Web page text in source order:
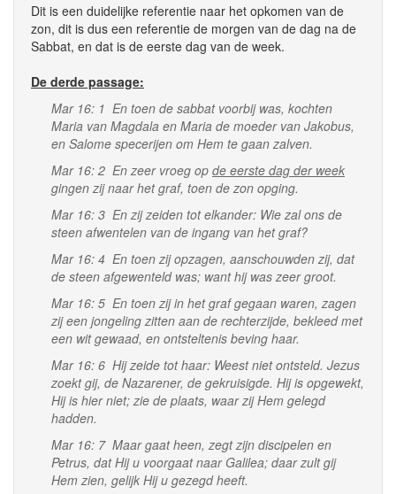
Dit is een duidelijke referentie naar het opkomen van de
zon, dit is dus een referentie de morgen van de dag na de
Sabbat, en dat is de eerste dag van de week.
De derde passage:
Mar 16: 1 En toen de sabbat voorbij was, kochten
Maria van Magdala en Maria de moeder van Jakobus,
en Salome specerijen om Hem te gaan zalven.
Mar 16: 2 En zeer vroeg op de eerste dag der week
gingen zij naar het graf, toen de zon opging.
Mar 16: 3 En zij zeiden tot elkander: Wie zal ons de
steen afwentelen van de ingang van het graf?
Mar 16: 4 En toen zij opzagen, aanschouwden zij, dat
de steen afgewenteld was; want hij was zeer groot.
Mar 16: 5 En toen zij in het graf gegaan waren, zagen
zij een jongeling zitten aan de rechterzijde, bekleed met
een wit gewaad, en ontsteltenis beving haar.
Mar 16: 6 Hij zeide tot haar: Weest niet ontsteld. Jezus
zoekt gij, de Nazarener, de gekruisigde. Hij is opgewekt,
Hij is hier niet; zie de plaats, waar zij Hem gelegd
hadden.
Mar 16: 7 Maar gaat heen, zegt zijn discipelen en
Petrus, dat Hij u voorgaat naar Galilea; daar zult gij
Hem zien, gelijk Hij u gezegd heeft.